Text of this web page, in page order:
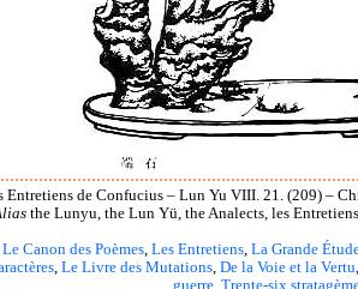
Entretiens de Confucius – Lun Yu VIII. 21. (209) –
the Lunyu, the Lun Yü, the Analects, les
Le Canon des Poèmes Les Entretiens La Grande
Le Livre des Mutations De la Voie et la Vertu
guerre, Trente-six